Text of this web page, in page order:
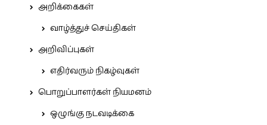
அறிக்கைகள்
வாழ்த்துச் செய்திகள்
அறிவிப்புகள்
எதிர்வரும் நிகழ்வுகள்
பொறுப்பாளர்கள் நியமனம்
ஒழுங்கு நடவடிக்கை